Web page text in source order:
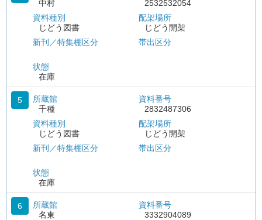
中村
資料種別
じどう図書
新刊／特集棚区分
状態
在庫
2532532054
配架場所
じどう開架
帯出区分
5
所蔵館
千種
資料種別
じどう図書
新刊／特集棚区分
状態
在庫
資料番号
2832487306
配架場所
じどう開架
帯出区分
6
所蔵館
名東
資料番号
3332904089